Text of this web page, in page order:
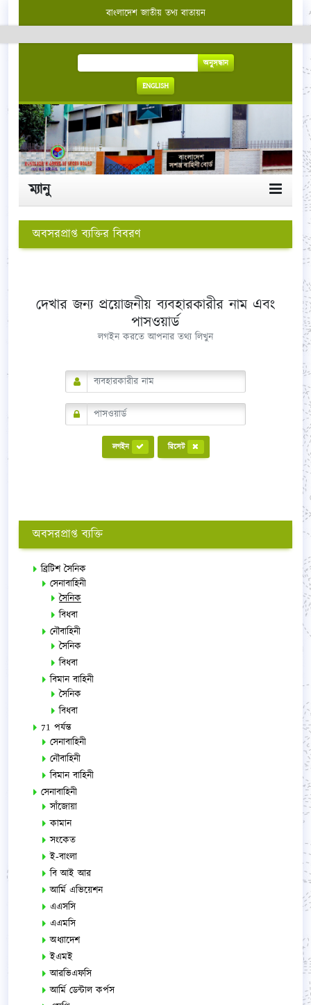
বাংলাদেশ জাতীয় তথ্য বাতায়ন
অনুসন্ধান
ENGLISH
ম্যানু
অবসরপ্রাপ্ত ব্যক্তির বিবরণ
দেখার জন্য প্রয়োজনীয় ব্যবহারকারীর নাম এবং
পাসওয়ার্ড
লগইন করতে আপনার তথ্য লিখুন
লগইন রিসেট
অবসরপ্রাপ্ত ব্যক্তি
ব্রিটিশ সৈনিক
সেনাবাহিনী
সৈনিক
বিধবা
নৌবাহিনী
সৈনিক
বিধবা
বিমান বাহিনী
সৈনিক
বিধবা
71 পর্যন্ত
সেনাবাহিনী
নৌবাহিনী
বিমান বাহিনী
সেনাবাহিনী
সাঁজোয়া
কামান
সংকেত
ই-বাংলা
বি আই আর
আর্মি এভিয়েশন
এএসসি
এএমসি
অধ্যাদেশ
ইএমই
আরভিএফসি
আর্মি ডেন্টাল কর্পস